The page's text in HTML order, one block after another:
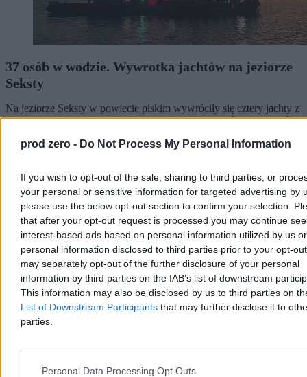
prod zero - Do Not Process My Personal Information
If you wish to opt-out of the sale, sharing to third parties, or
your personal or sensitive information for targeted advertising by
please use the below opt-out section to confirm your selection.
that after your opt-out request is processed you may continue
interest-based ads based on personal information utilized by us or
personal information disclosed to third parties prior to your opt-
may separately opt-out of the further disclosure of your personal
information by third parties on the IAB’s list of downstream
This information may also be disclosed by us to third parties on
List of Downstream Participants that may further disclose it to
parties.
Personal Data Processing Opt Outs
37 osób w wodzie. Wywrotka jachtów na jeziorze
Seksty
Na jeziorze Seksty w powiecie piskim wywróciły się cztery jachty z
uczestnikami obozu. Do wody trafiło 31 dzieci i sześciu opiekunów.
ratunkowe, które mogły uratować im życie.
Krzysztof Jabłonowski
Dzisiaj 09:37
2 min
Kraj